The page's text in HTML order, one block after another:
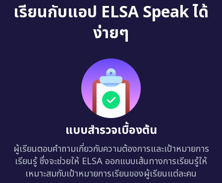
เรียนกับแอป ELSA Speak ได้
ง่ายๆ
แบบสำรวจเบื้องต้น
ผู้เรียนตอบคำถามเกี่ยวกับความต้องการและเป้าหมายการ
เรียนรู้ ซึ่งจะช่วยให้ ELSA ออกแบบเส้นทางการเรียนรู้ให้
เหมาะสมกับเป้าหมายการเรียนของผู้เรียนแต่ละคน